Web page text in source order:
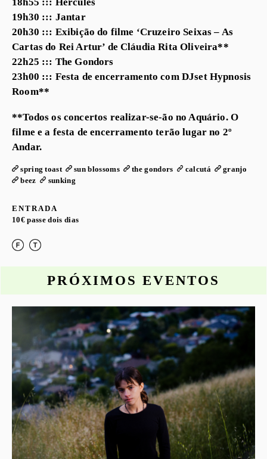
19h30 ::: Jantar
20h30 ::: Exibição do filme ‘Cruzeiro Seixas – As
Cartas do Rei Artur’ de Cláudia Rita Oliveira**
22h25 ::: The Gondors
23h00 ::: Festa de encerramento com DJset Hypnosis
Room**
**Todos os concertos realizar-se-ão no Aquário. O
filme e a festa de encerramento terão lugar no 2º
Andar.
spring toast sun blossoms the gondors calcutá
granjo
beez
sunking
ENTRADA
10€ passe dois dias
PRÓXIMOS EVENTOS